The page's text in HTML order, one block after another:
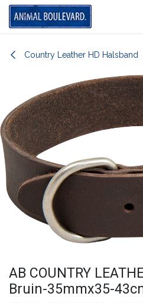
Overslaan naar inhoud
Country Leather HD Halsband
AB COUNTRY
Bruin-35mmx35-